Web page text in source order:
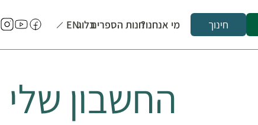
חינוך מי אנחנו?חנות הספריםבלוגEN
החשבון שלי